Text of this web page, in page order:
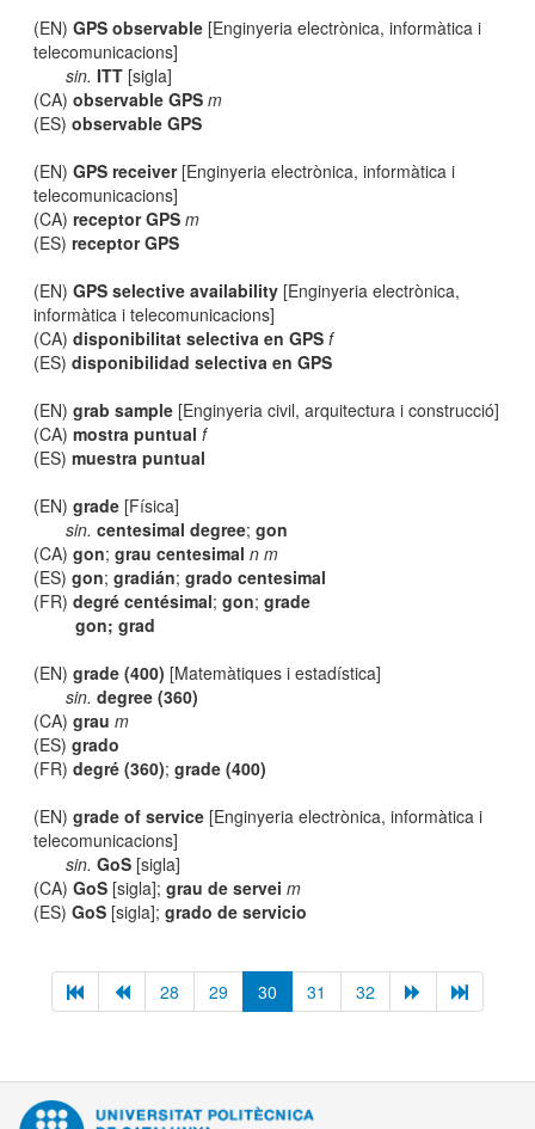
(EN)GPS observable [Enginyeria electrònica, informàtica i
telecomunicacions]
sin. ITT[sigla]
(CA)observable GPS m
(ES)observable GPS
(EN)GPS receiver[Enginyeria electrònica, informàtica i
telecomunicacions]
(CA)receptor GPS m
(ES)receptor GPS
(EN)GPS selective availability [Enginyeria electrònica,
informàtica i telecomunicacions]
(CA)disponibilitat selectiva en GPS f
(ES)disponibilidad selectiva en GPS
(EN)grab sample [Enginyeria civil, arquitectura i construcció]
(CA)mostra puntual f
(ES)muestra puntual
(EN)grade [Física]
sin. centesimal degree; gon
(CA)gon;grau centesimal n m
(ES)gon;gradián;grado centesimal
(FR)degré centésimal;gon;grade
gon; grad
(EN)grade (400) [Matemàtiques i estadística]
sin. degree (360)
(CA)grau m
(ES)grado
(FR)degré (360);grade (400)
(EN)grade of service [Enginyeria electrònica, informàtica i
telecomunicacions]
sin. GoS[sigla]
(CA)GoS [sigla];grau de servei m
(ES)GoS [sigla];grado de servicio
28 29 30 31 32